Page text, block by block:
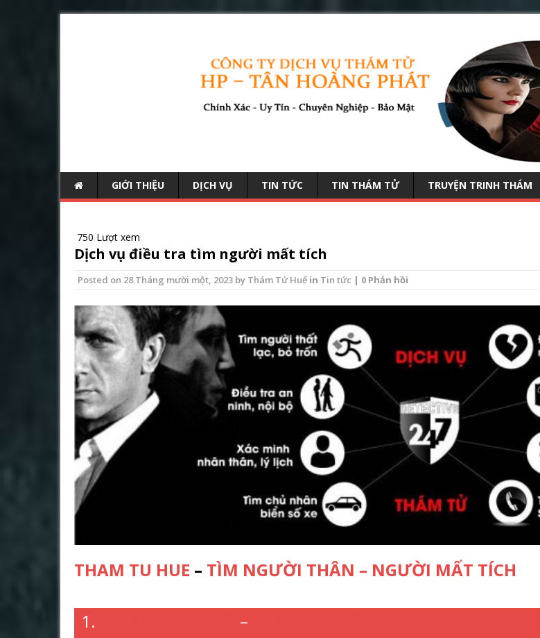
GIỚI THIỆU DỊCH VỤ TIN TỨC TIN THÁM TỬ TRUYỆN TRINH THÁM
750 Lượt xem
Dịch vụ điều tra tìm người mất tích
Posted on 28 Tháng mười một, 2023 by Thám Tử Huếin Tin tức | 0 Phản hồi
THAM TU HUE – TÌM NGƯỜI THÂN – NGƯỜI MẤT TÍCH
1. –